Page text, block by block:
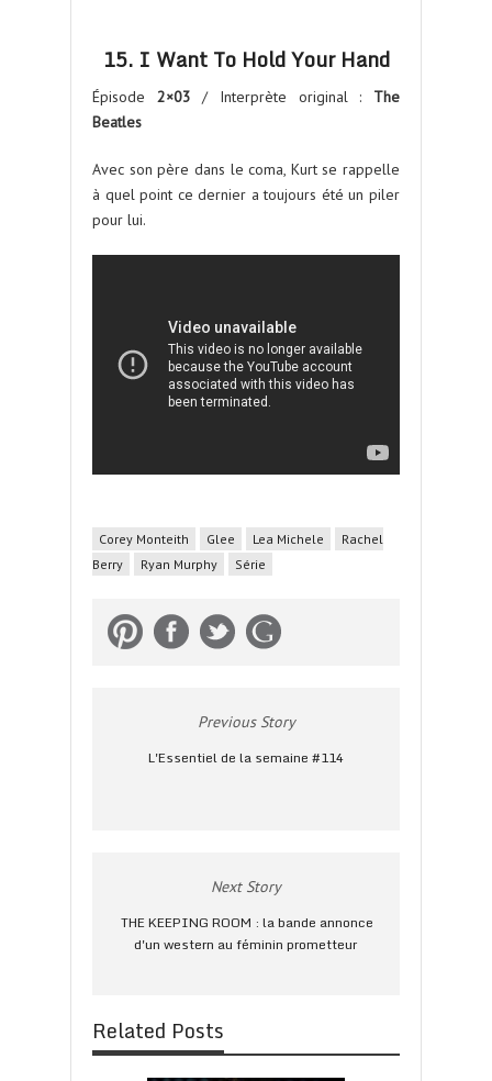
15. I Want To Hold Your Hand
Épisode 2×03 / Interprète original : The
Beatles
Avec son père dans le coma, Kurt se rappelle
à quel point ce dernier a toujours été un piler
pour lui.
Corey Monteith Glee Lea Michele
Rachel
Berry
Ryan Murphy Série
Previous Story
L'Essentiel de la semaine #114
Next Story
THE KEEPING ROOM : la bande annonce
d'un western au féminin prometteur
Related Posts